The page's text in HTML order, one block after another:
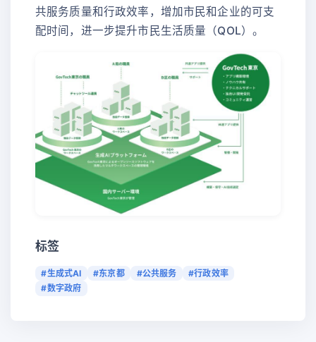
共服务质量和行政效率，增加市民和企业的可支
配时间，进一步提升市民生活质量（QOL）。
标签
#生成式AI #东京都 #公共服务
#行政效率
#数字政府